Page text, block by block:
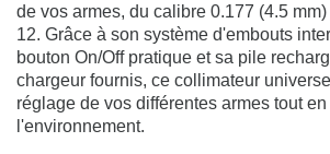
de vos armes, du calibre 0.177 (4.5
12. Grâce à son système d'embouts
bouton On/Off pratique et sa pile
chargeur fournis, ce collimateur
réglage de vos différentes armes tout
l'environnement.